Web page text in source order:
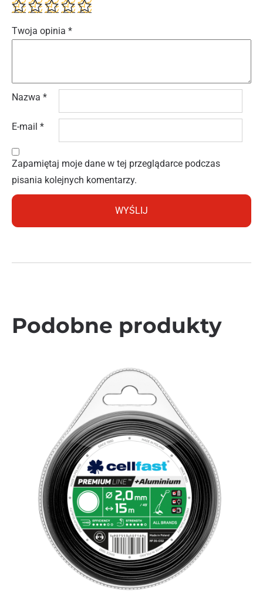
Twoja opinia *
Nazwa *
E-mail *
Zapamiętaj moje dane w tej przeglądarce podczas
pisania kolejnych komentarzy.
Podobne produkty